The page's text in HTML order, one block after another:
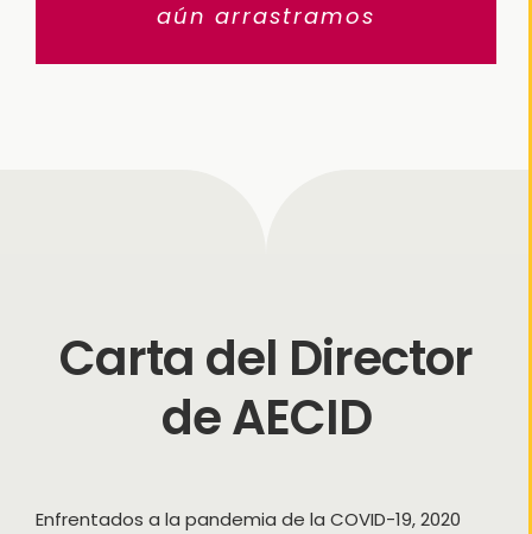
aún arrastramos
Carta del Director
de AECID
Enfrentados a la pandemia de la COVID-19, 2020